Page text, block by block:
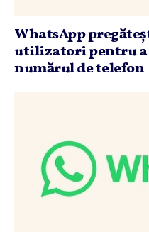
WhatsApp
utilizatori pentru a
numărul de telefon